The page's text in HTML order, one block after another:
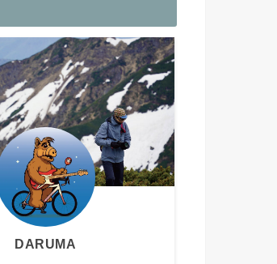
DARUMA